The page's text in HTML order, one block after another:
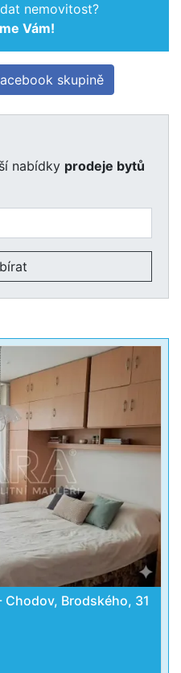
nemovitost?
Vám!
skupině
nabídky prodeje bytů
Brodského, 31